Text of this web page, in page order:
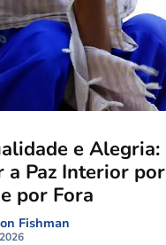
e Alegria:
a Paz Interior por
por Fora
Fishman